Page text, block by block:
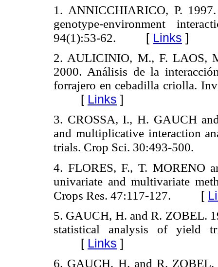
1. ANNICCHIARICO, P.
genotype-environment
94(1):53-62.
[ Links ]
2. AULICINIO, M., F. LAOS,
2000. Análisis de la
forrajero en cebadilla criolla.
[ Links ]
3. CROSSA, I., H. GAUCH
and multiplicative interaction
trials. Crop Sci. 30:493-500.
4. FLORES, F., T. MORENO
univariate and multivariate
Crops Res. 47:117-127.
[
5. GAUCH, H. and R. ZOBEL.
statistical analysis of yield
[ Links ]
6. GAUCH, H. and R.